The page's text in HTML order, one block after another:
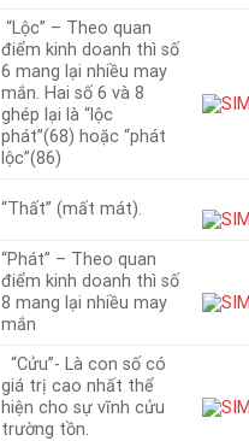
“Lộc” – Theo quan
điểm kinh doanh thì số
6 mang lại nhiều may
mắn. Hai số 6 và 8
ghép lại là “lộc
phát”(68) hoặc “phát
lộc”(86)
“Thất” (mất mát).
“Phát” – Theo quan
điểm kinh doanh thì số
8 mang lại nhiều may
mắn
“Cửu”- Là con số có
giá trị cao nhất thể
hiện cho sự vĩnh cửu
trường tồn.